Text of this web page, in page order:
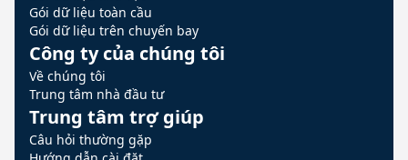
Gói dữ liệu toàn cầu
Gói dữ liệu trên chuyến bay
Công ty của chúng tôi
Về chúng tôi
Trung tâm nhà đầu tư
Trung tâm trợ giúp
Câu hỏi thường gặp